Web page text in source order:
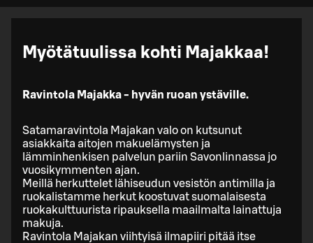
Myötätuulissa kohti Majakkaa!
Ravintola Majakka - hyvän ruoan ystäville.
Satamaravintola Majakan valo on kutsunut
asiakkaita aitojen makuelämysten ja
lämminhenkisen palvelun pariin Savonlinnassa jo
vuosikymmenten ajan.
Meillä herkuttelet lähiseudun vesistön antimilla ja
ruokalistamme herkut koostuvat suomalaisesta
ruokakulttuurista ripauksella maailmalta lainattuja
makuja.
Ravintola Majakan viihtyisä ilmapiiri pitää itse